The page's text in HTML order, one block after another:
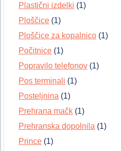
Plastični izdelki (1)
Ploščice (1)
Ploščice za kopalnico (1)
Počitnice (1)
Popravilo telefonov (1)
Pos terminali (1)
Posteljnina (1)
Prehrana mačk (1)
Prehranska dopolnila (1)
Prince (1)